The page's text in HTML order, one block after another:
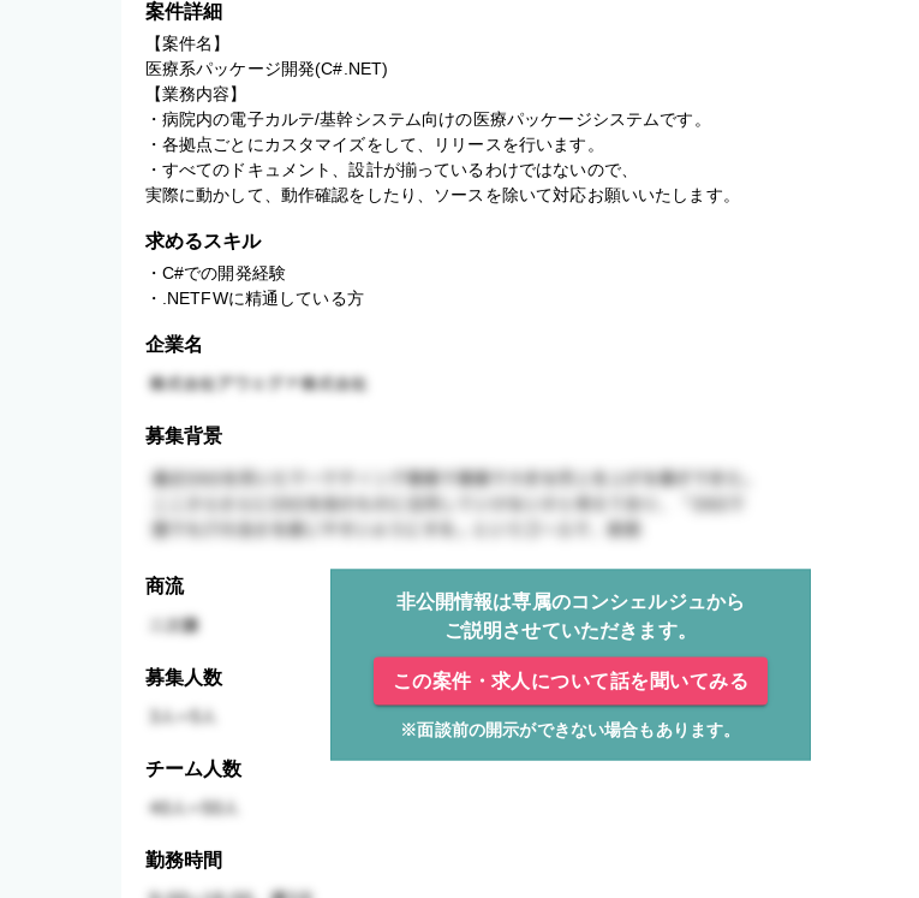
案件詳細
【案件名】
医療系パッケージ開発(C#.NET)
【業務内容】
・病院内の電子カルテ/基幹システム向けの医療パッケージシステムです。
・各拠点ごとにカスタマイズをして、リリースを行います。
・すべてのドキュメント、設計が揃っているわけではないので、
求めるスキル
・C#での開発経験
・.NETFWに精通している方
企業名
募集背景
商流
非公開情報は専属のコンシェルジュから
ご説明させていただきます。
この案件・求人について話を聞いてみる
※面談前の開示ができない場合もあります。
募集人数
チーム人数
勤務時間